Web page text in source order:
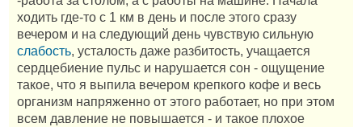
ходить где-то с 1 км в день и после этого сразу
вечером и на следующий день чувствую сильную
слабость, усталость даже разбитость, учащается
сердцебиение пульс и нарушается сон - ощущение
такое, что я выпила вечером крепкого кофе и весь
организм напряженно от этого работает, но при этом
всем давление не повышается - и такое плохое